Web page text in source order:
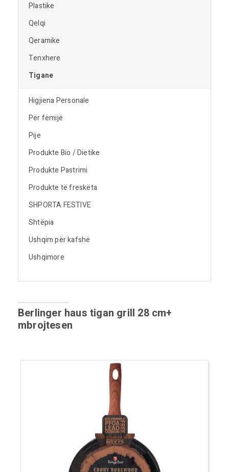
Plastike
Qelqi
Qeramike
Tenxhere
Tigane
Higjiena Personale
Për fëmijë
Pije
Produkte Bio / Dietike
Produkte Pastrimi
Produkte të freskëta
SHPORTA FESTIVE
Shtëpia
Ushqim për kafshë
Ushqimore
Berlinger haus tigan grill 28 cm+
mbrojtesen